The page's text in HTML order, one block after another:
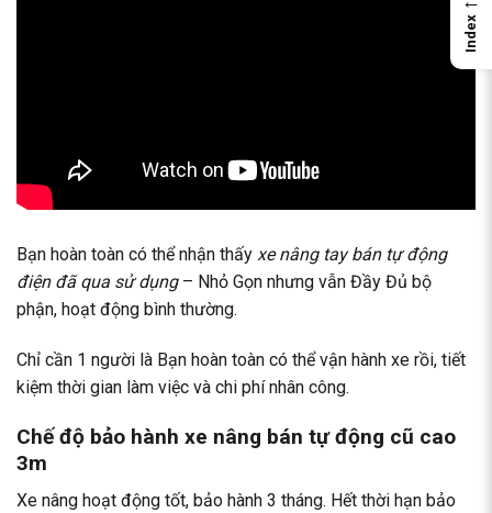
Bạn hoàn toàn có thể nhận thấy xe nâng tay bán tự động
điện đã qua sử dụng– Nhỏ Gọn nhưng vẫn Đầy Đủ bộ
phận, hoạt động bình thường.
Chỉ cần 1 người là Bạn hoàn toàn có thể vận hành xe rồi, tiết
kiệm thời gian làm việc và chi phí nhân công.
Chế độ bảo hành xe nâng bán tự động cũ cao
3m
Xe nâng hoạt động tốt, bảo hành 3 tháng. Hết thời hạn bảo
Index